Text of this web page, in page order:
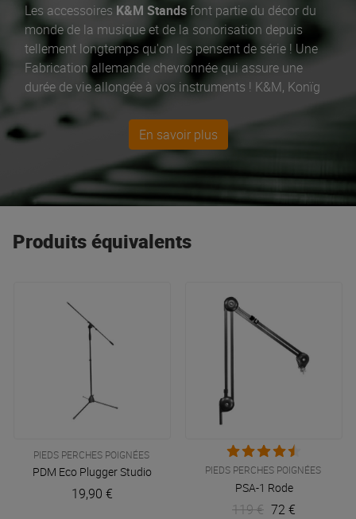
Les accessoires K&M Standsfont partie du décor du
monde de la musique et de la sonorisation depuis
tellement longtemps qu'on les pensent de série ! Une
Fabrication allemande chevronnée qui assure une
durée de vie allongée à vos instruments ! K&M, Konïg
les pieds de micros
lance en accessoires !
En savoir plus
Produits équivalents
PIEDS PERCHES POIGNÉES
PDM Eco Plugger Studio
19,90 €
PIEDS PERCHES POIGNÉES
PSA-1 Rode
119 € 72 €